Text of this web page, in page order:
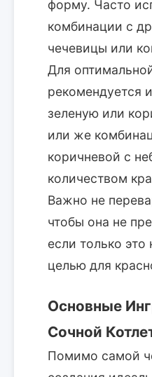
форму. Часто
комбинации с
чечевицы или
Для
рекомендуется
зеленую или
или же
коричневой с
количеством
Важно не
чтобы она не
если только это
целью для
Основные
Сочной
Помимо самой